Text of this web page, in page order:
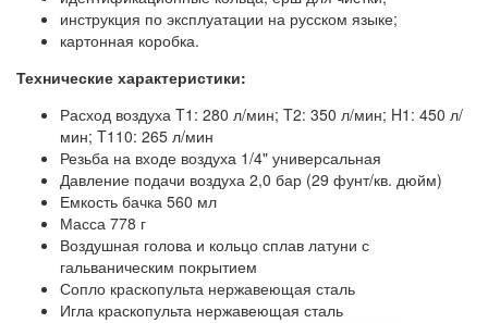
инструкция по эксплуатации на русском языке;
картонная коробка.
Технические характеристики:
Расход воздуха T1: 280 л/мин; T2: 350 л/мин; H1: 450 л/
мин; T110: 265 л/мин
Резьба на входе воздуха 1/4" универсальная
Давление подачи воздуха 2,0 бар (29 фунт/кв. дюйм)
Емкость бачка 560 мл
Масса 778 г
Воздушная голова и кольцо сплав латуни с
гальваническим покрытием
Сопло краскопульта нержавеющая сталь
Игла краскопульта нержавеющая сталь